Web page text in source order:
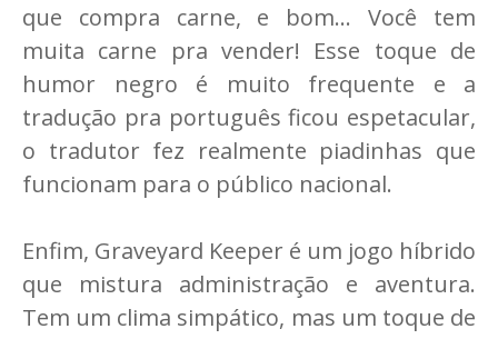
que compra carne, e bom... Você tem
muita carne pra vender! Esse toque de
humor negro é muito frequente e a
tradução pra português ficou espetacular,
o tradutor fez realmente piadinhas que
funcionam para o público nacional.
Enfim, Graveyard Keeper é um jogo híbrido
que mistura administração e aventura.
Tem um clima simpático, mas um toque de